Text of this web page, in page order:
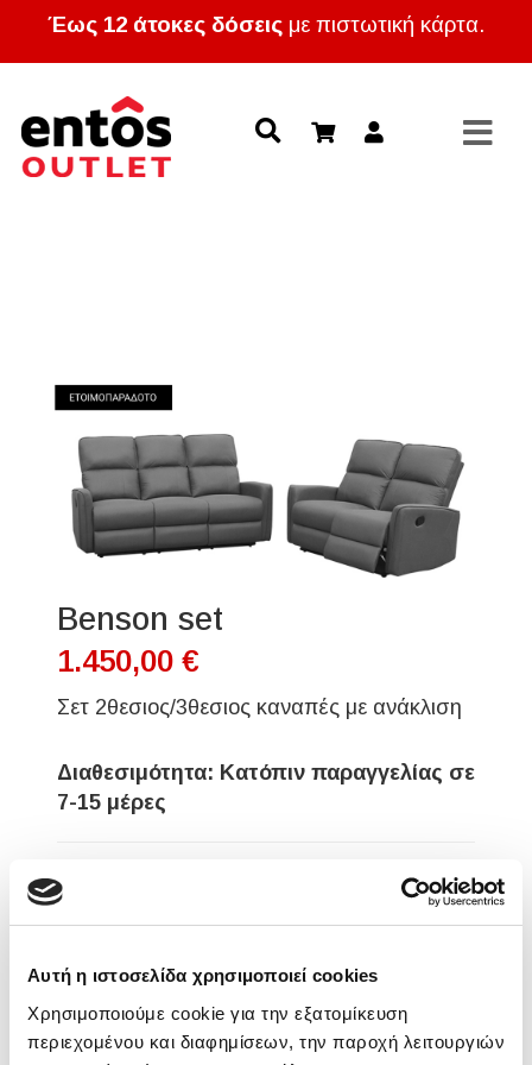
Αυτή η ιστοσελίδα χρησιμοποιεί cookies
Χρησιμοποιούμε cookie για την εξατομίκευση
περιεχομένου και διαφημίσεων, την παροχή λειτουργιών
Έως 12 άτοκες δόσεις με πιστωτική κάρτα.
Benson set
1.450,00 €
Σετ 2θεσιος/3θεσιος καναπές με ανάκλιση
Διαθεσιμότητα: Κατόπιν παραγγελίας σε
7-15 μέρες
Ποσότητα:
απόλυτη άνεση είναι ένα βήμα πιο κοντά.
Σχεδιασμένη με μοντέρνα και σύγχρονη
αισθητική σε ουδέτερο γκρι ύφασμα. Ο